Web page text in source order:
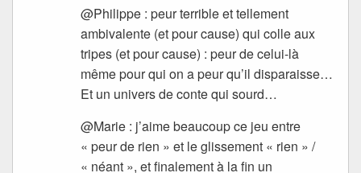
@Philippe : peur terrible et tellement
ambivalente (et pour cause) qui colle aux
tripes (et pour cause) : peur de celui-là
même pour qui on a peur qu’il disparaisse…
Et un univers de conte qui sourd…
@Marie : j’aime beaucoup ce jeu entre
« peur de rien » et le glissement « rien » /
« néant », et finalement à la fin un